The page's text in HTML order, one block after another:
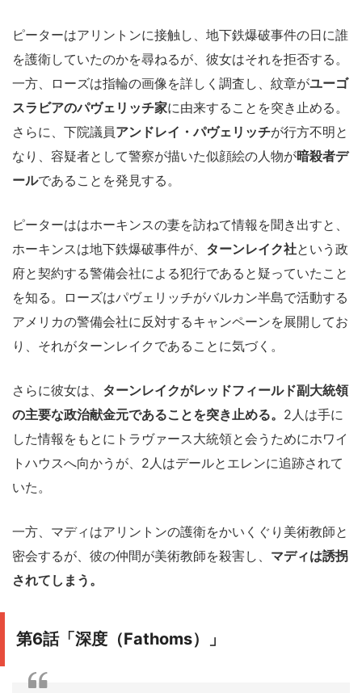
ピーターはアリントンに接触し、地下鉄爆破事件の日に誰
を護衛していたのかを尋ねるが、彼女はそれを拒否する。
一方、ローズは指輪の画像を詳しく調査し、紋章がユーゴ
スラビアのパヴェリッチ家に由来することを突き止める。
さらに、下院議員アンドレイ・パヴェリッチが行方不明と
なり、容疑者として警察が描いた似顔絵の人物が暗殺者デ
ールであることを発見する。
ピーターははホーキンスの妻を訪ねて情報を聞き出すと、
ホーキンスは地下鉄爆破事件が、 ターンレイク社という政
府と契約する警備会社による犯行であると疑っていたこと
を知る。ローズはパヴェリッチがバルカン半島で活動する
アメリカの警備会社に反対するキャンペーンを展開してお
り、それがターンレイクであることに気づく。
さらに彼女は、 ターンレイクがレッドフィールド副大統領
の主要な政治献金元であることを突き止める。 2人は手に
した情報をもとにトラヴァース大統領と会うためにホワイ
トハウスへ向かうが、2人はデールとエレンに追跡されて
いた。
一方、マディはアリントンの護衛をかいくぐり美術教師と
密会するが、彼の仲間が美術教師を殺害し、 マディは誘拐
されてしまう。
第6話「深度（Fathoms）」